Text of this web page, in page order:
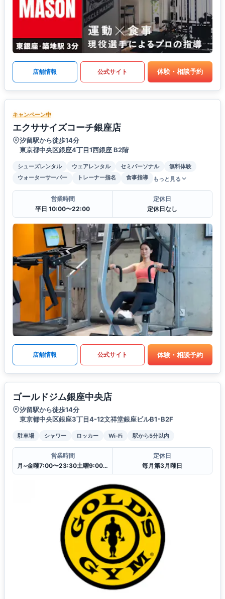
店舗情報 公式サイト 体験・相談予約
キャンペーン中
エクササイズコーチ銀座店
汐留駅から徒歩14分
東京都中央区銀座4丁目1西銀座 B2階
シューズレンタル ウェアレンタル セミパーソナル
無料体験
ウォーターサーバー
トレーナー指名 食事指導 もっと見る
営業時間
平日 10:00〜22:00
定休日
定休日なし
店舗情報 公式サイト 体験・相談予約
ゴールドジム銀座中央店
汐留駅から徒歩14分
東京都中央区銀座3丁目4-12文祥堂銀座ビルB1･B2F
駐車場 シャワー ロッカー Wi-Fi 駅から5分以内
営業時間
月~金曜7:00〜23:30土曜9:00〜23:30
定休日
毎月第3月曜日